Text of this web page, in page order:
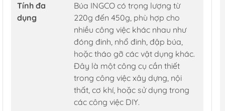
Tính đa
dụng
Búa INGCO có trọng lượng từ
220g đến 450g, phù hợp cho
nhiều công việc khác nhau như
đóng đinh, nhổ đinh, đập búa,
hoặc tháo gỡ các vật dụng khác.
Đây là một công cụ cần thiết
trong công việc xây dựng, nội
thất, cơ khí, hoặc sử dụng trong
các công việc DIY.